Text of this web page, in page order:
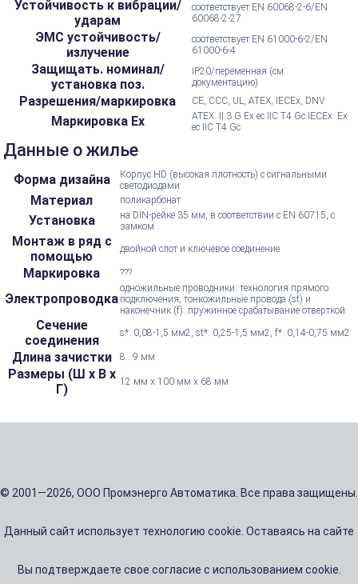
Устойчивость к вибрации/
ударам
соответствует EN 60068-2-6/EN
60068-2-27
ЭМС устойчивость/
излучение
соответствует EN 61000-6-2/EN
61000-6-4
Защищать. номинал/
установка поз.
IP20/переменная (см.
документацию)
Разрешения/маркировка CE, CCC, UL, ATEX, IECEx, DNV
Маркировка Ex
ATEX: II 3 G Ex ec IIC T4 Gc IECEx: Ex
ec IIC T4 Gc
Данные о жилье
Форма дизайна
Корпус HD (высокая плотность) с сигнальными
светодиодами
Материал поликарбонат
Установка
на DIN-рейке 35 мм, в соответствии с EN 60715, с
замком
Монтаж в ряд с
помощью
двойной слот и ключевое соединение
Маркировка ???
Электропроводка
одножильные проводники: технология прямого
подключения; тонкожильные провода (st) и
наконечник (f): пружинное срабатывание отверткой
Сечение
соединения
s*: 0,08-1,5 мм2, st*: 0,25-1,5 мм2, f*: 0,14-0,75 мм2
Длина зачистки 8...9 мм
Размеры (Ш х В х
Г)
12 мм x 100 мм x 68 мм
© 2001—2026, ООО Промэнерго Автоматика. Все права защищены.
Данный сайт использует технологию cookie. Оставаясь на сайте
Вы подтверждаете свое согласие с использованием cookie.